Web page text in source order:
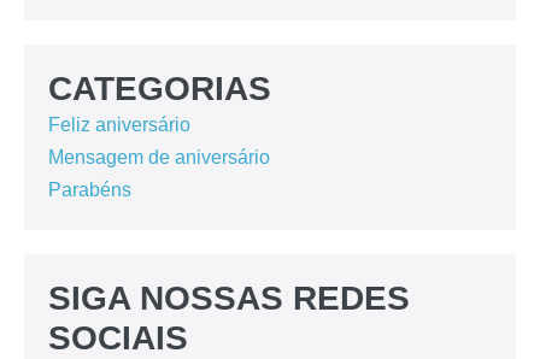
CATEGORIAS
Feliz aniversário
Mensagem de aniversário
Parabéns
SIGA NOSSAS REDES
SOCIAIS